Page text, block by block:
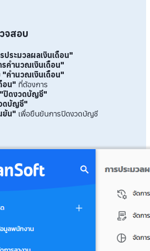
จสอบ
ประมวลผลเงินเดือน"
รคำนวณเงินเดือน"
"คำนวณเงินเดือน"
อน" ที่ต้องการ
"ปิดงวดบัญชี"
ดบัญชี"
ยัน" เพื่อยืนยันการปิดงวดบัญชี